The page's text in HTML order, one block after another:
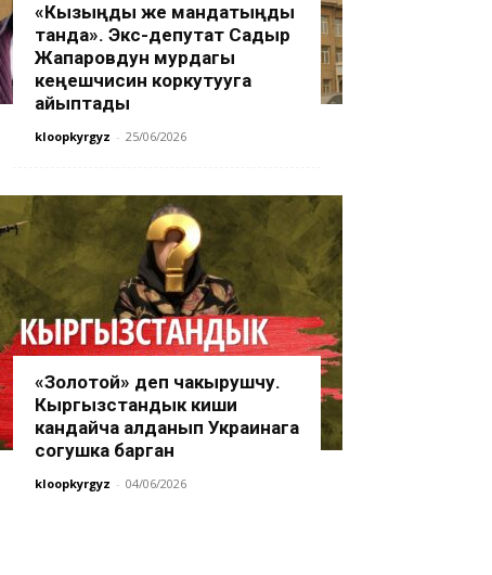
«Кызыңды же мандатыңды
танда». Экс-депутат Садыр
Жапаровдун мурдагы
кеңешчисин коркутууга
айыптады
kloopkyrgyz - 25/06/2026
«Золотой» деп чакырушчу.
Кыргызстандык киши
кандайча алданып Украинага
согушка барган
kloopkyrgyz - 04/06/2026